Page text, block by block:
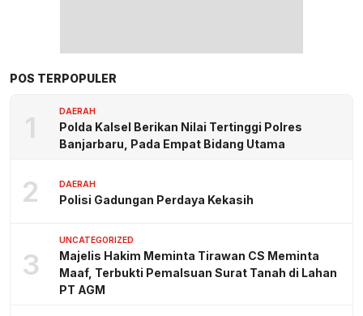
POS TERPOPULER
1 DAERAH
Polda Kalsel Berikan Nilai Tertinggi Polres
Banjarbaru, Pada Empat Bidang Utama
2 DAERAH
Polisi Gadungan Perdaya Kekasih
3
UNCATEGORIZED
Majelis Hakim Meminta Tirawan CS Meminta
Maaf, Terbukti Pemalsuan Surat Tanah di Lahan
PT AGM